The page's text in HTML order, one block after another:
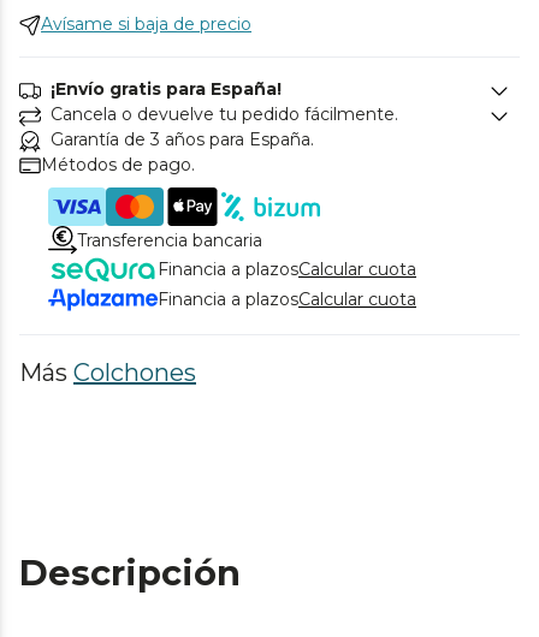
Avísame si baja de precio
¡Envío gratis para España!
Cancela o devuelve tu pedido fácilmente.
Garantía de 3 años para España.
Métodos de pago.
Transferencia bancaria
Financia a plazosCalcular cuota
Financia a plazosCalcular cuota
Más Colchones
Descripción